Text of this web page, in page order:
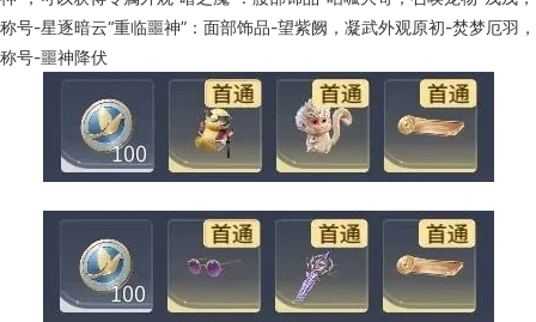
称号-星逐暗云“重临噩神”：面部饰品-望紫阙，凝武外观原初-焚梦厄羽，
称号-噩神降伏